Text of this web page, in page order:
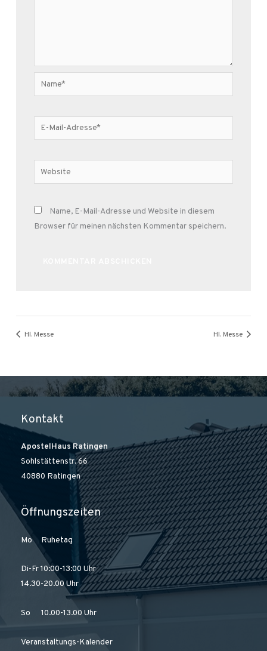
Name*
E-
Mail-
Website
Name, E-Mail-Adresse und Website in diesem
Browser für meinen nächsten Kommentar speichern.
Hl. Messe Hl. Messe
Kontakt
ApostelHaus Ratingen
Sohlstättenstr. 66
40880 Ratingen
Öffnungszeiten
Mo Ruhetag
Di-Fr 10:00-13:00 Uhr
14.30-20.00 Uhr
So 10.00-13.00 Uhr
Veranstaltungs-Kalender